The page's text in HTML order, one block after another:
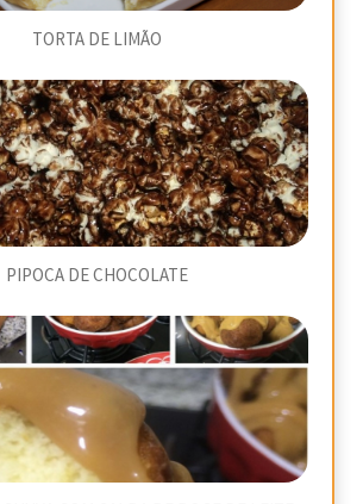
TORTA DE LIMÃO
PIPOCA DE CHOCOLATE